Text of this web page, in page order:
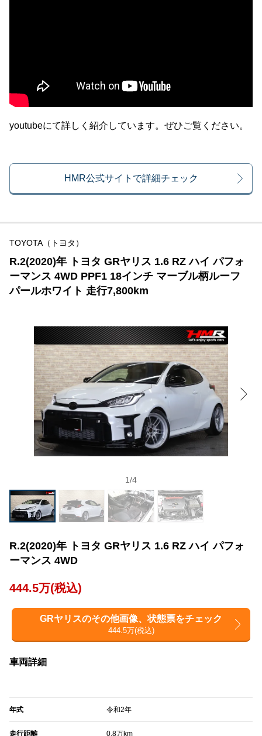
youtubeにて詳しく紹介しています。ぜひご覧ください。
HMR公式サイトで詳細チェック
TOYOTA（トヨタ）
R.2(2020)年 トヨタ GRヤリス 1.6 RZ ハイ パフォ
ーマンス 4WD PPF1 18インチ マーブル柄ルーフ
パールホワイト 走行7,800km
1/4
R.2(2020)年 トヨタ GRヤリス 1.6 RZ ハイ パフォ
ーマンス 4WD
444.5万(税込)
GRヤリスのその他画像、状態票をチェック
444.5万(税込)
車両詳細
年式 令和2年
走行距離 0.8万km